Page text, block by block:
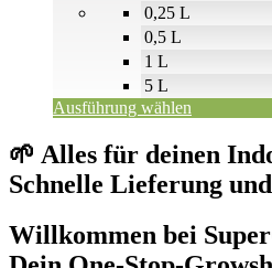
0,25 L
0,5 L
1 L
5 L
Ausführung wählen
🌱 Alles für deinen
Schnelle Lieferung
Willkommen bei